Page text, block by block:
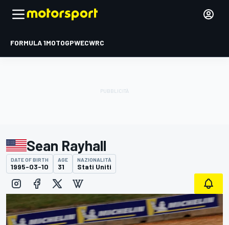
FORMULA 1MOTOGPWECWRC
Sean Rayhall
DATE OF BIRTH
1995-03-10
AGE
31
NAZIONALITÀ
Stati Uniti